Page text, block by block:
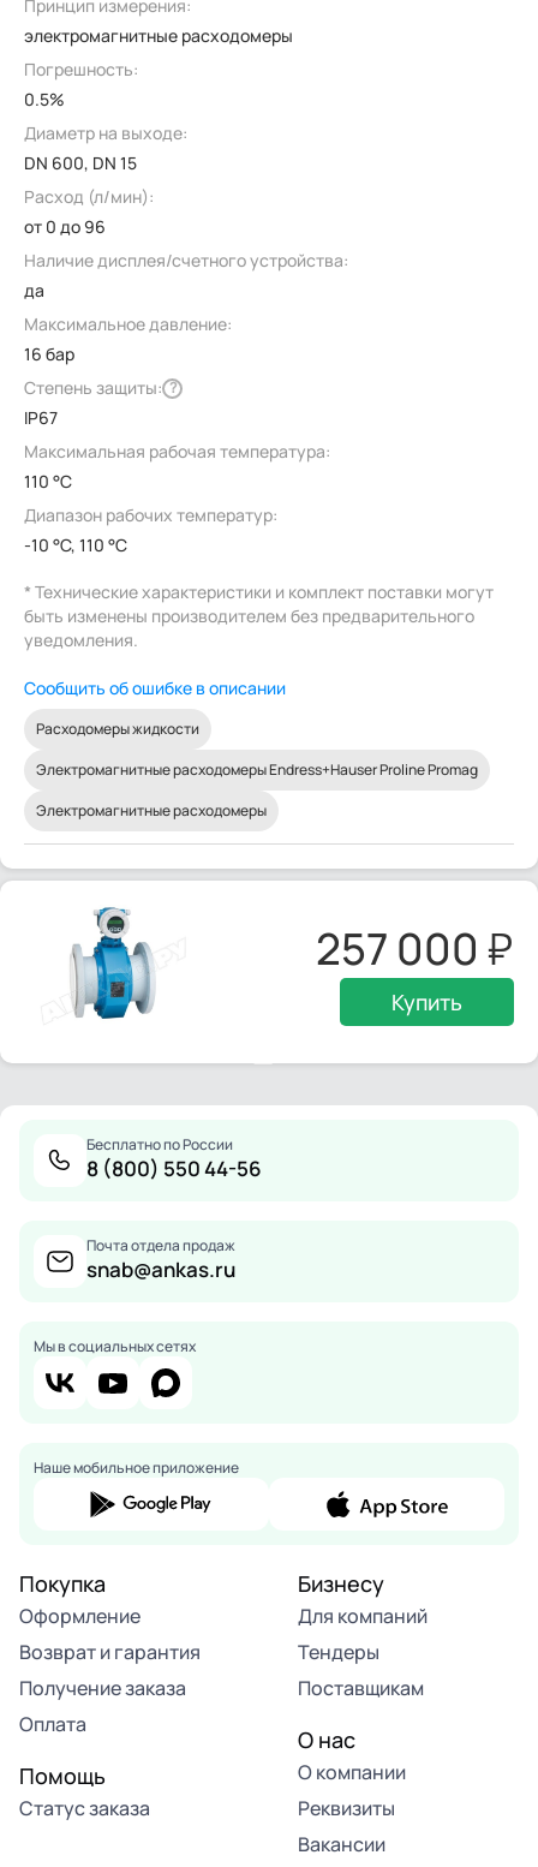
Принцип измерения:
электромагнитные расходомеры
Погрешность:
0.5%
Диаметр на выходе:
DN 600, DN 15
Расход (л/мин):
от 0 до 96
Наличие дисплея/счетного устройства:
да
Максимальное давление:
16 бар
Степень защиты: ?
IP67
Максимальная рабочая температура:
110 °C
Диапазон рабочих температур:
-10 °C, 110 °C
* Технические характеристики и комплект поставки могут
быть изменены производителем без предварительного
уведомления.
Сообщить об ошибке в описании
Расходомеры жидкости
Электромагнитные расходомеры Endress+Hauser Proline Promag
Электромагнитные расходомеры
257 000
Купить
Бесплатно по России
8 (800) 550 44-56
Почта отдела продаж
snab@ankas.ru
Мы в социальных сетях
Наше мобильное приложение
Покупка
Оформление
Возврат и гарантия
Получение заказа
Оплата
Помощь
Статус заказа
Бизнесу
Для компаний
Тендеры
Поставщикам
О нас
О компании
Реквизиты
Вакансии